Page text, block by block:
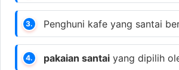
3. Penghuni kafe yang santai
4. pakaian santai yang dipilih